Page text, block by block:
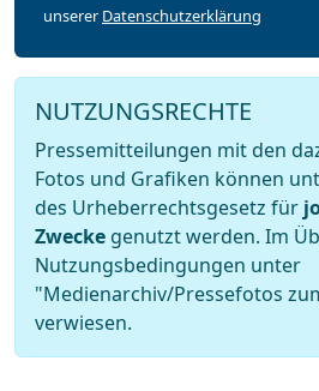
unserer Datenschutzerklärung
NUTZUNGSRECHTE
Pressemitteilungen mit den
Fotos und Grafiken können
des Urheberrechtsgesetz für
Zwecke genutzt werden. Im
Nutzungsbedingungen unter
"Medienarchiv/Pressefotos
verwiesen.